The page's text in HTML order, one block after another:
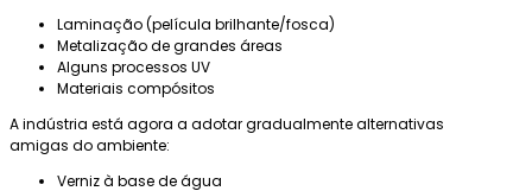
Laminação (película brilhante/fosca)
Metalização de grandes áreas
Alguns processos UV
Materiais compósitos
A indústria está agora a adotar gradualmente alternativas
amigas do ambiente:
Verniz à base de água